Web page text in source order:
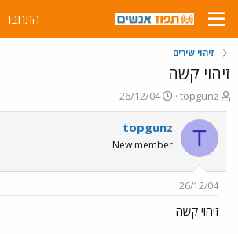
התחבר
זיהוי שירים
זיהוי קשה
פ
ו
ת
ח
ה
ש
א
topgunz
פ
ו
ר
ס
ם
26/12/04
T
topgunz
New member
26/12/04
זיהוי קשה